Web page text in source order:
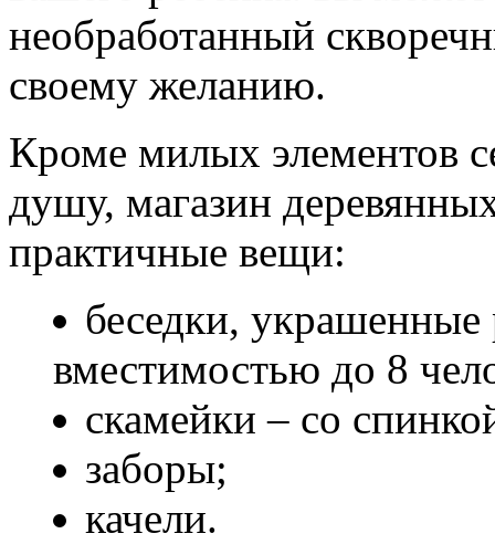
необработанный
своему желанию.
Кроме милых элементов
душу, магазин
практичные вещи:
беседки, украшенные
вместимостью до 8
скамейки – со
заборы;
качели.